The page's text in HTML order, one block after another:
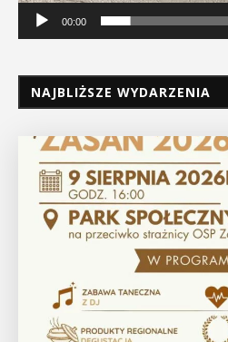
00:00
NAJBLIŻSZE WYDARZENIA